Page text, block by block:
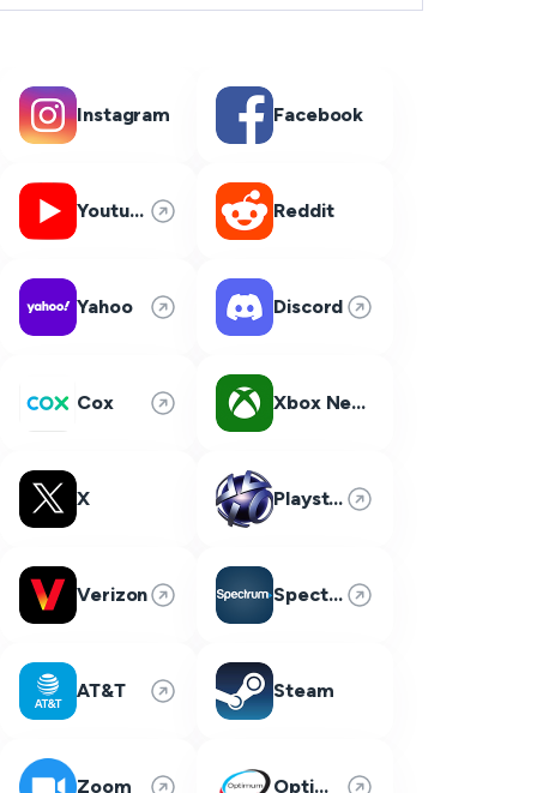
Instagram Facebook
Youtube Reddit
Yahoo Discord
Cox Xbox Network
X Playstation Network
Verizon Spectrum
AT&T Steam
Zoom Optimum